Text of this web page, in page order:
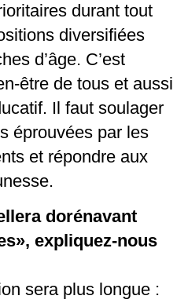
durant tout
diversifiées
d’âge. C’est
être de tous et aussi
Il faut soulager
éprouvées par les
et répondre aux
dorénavant
expliquez-nous
sera plus longue :